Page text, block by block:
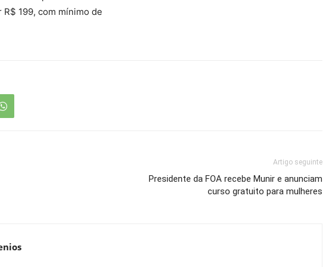
199, com mínimo de
Artigo seguinte
Presidente da FOA recebe Munir e anunciam
curso gratuito para mulheres